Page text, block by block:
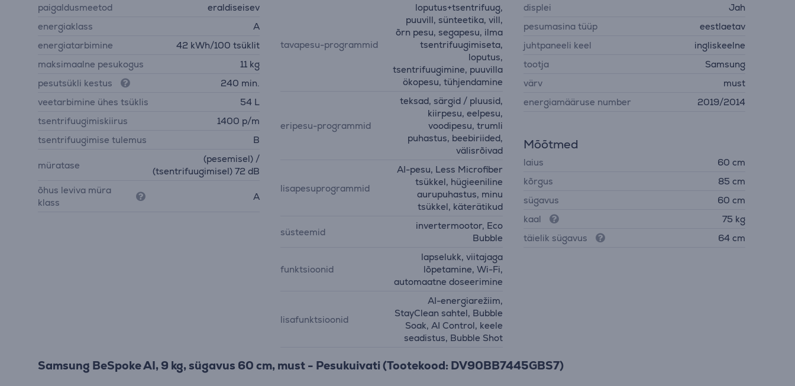
paigaldusmeetod
eraldiseisev
energiaklass
A
energiatarbimine
42 kWh/100 tsüklit
maksimaalne pesukogus
11 kg
pesutsükli kestus
240 min.
veetarbimine ühes tsüklis
54 L
tsentrifuugimiskiirus
1400 p/m
tsentrifuugimise tulemus
B
müratase
(pesemisel) /
(tsentrifuugimisel) 72 dB
õhus leviva müra
klass
A
tavapesu-programmid
loputus+tsentrifuug,
puuvill, sünteetika, vill,
õrn pesu, segapesu, ilma
tsentrifuugimiseta,
loputus,
tsentrifuugimine, puuvilla
ökopesu, tühjendamine
eripesu-programmid
teksad, särgid / pluusid,
kiirpesu, eelpesu,
voodipesu, trumli
puhastus, beebiriided,
välisrõivad
lisapesuprogrammid
AI-pesu, Less Microfiber
tsükkel, hügieeniline
aurupuhastus, minu
tsükkel, käterätikud
süsteemid
invertermootor, Eco
Bubble
funktsioonid
lapselukk, viitajaga
lõpetamine, Wi-Fi,
automaatne doseerimine
lisafunktsioonid
AI-energiarežiim,
StayClean sahtel, Bubble
Soak, AI Control, keele
seadistus, Bubble Shot
displei
Jah
pesumasina tüüp
eestlaetav
juhtpaneeli keel
ingliskeelne
tootja
Samsung
värv
must
energiamääruse number
2019/2014
Mõõtmed
laius
60 cm
kõrgus
85 cm
sügavus
60 cm
kaal
75 kg
täielik sügavus
64 cm
Samsung BeSpoke AI, 9 kg, sügavus 60 cm, must - Pesukuivati (Tootekood: DV90BB7445GBS7)